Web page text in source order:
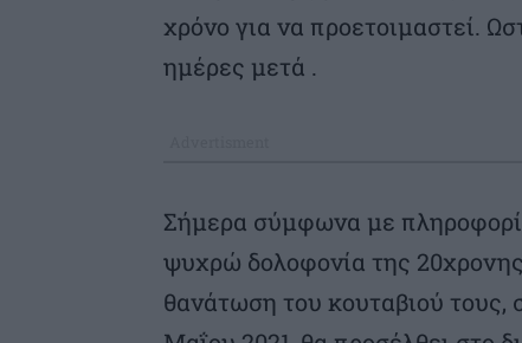
χρόνο για να προετοιμαστεί.
ημέρες μετά .
Σήμερα σύμφωνα με
ψυχρώ δολοφονία της
θανάτωση του κουταβιού τους,